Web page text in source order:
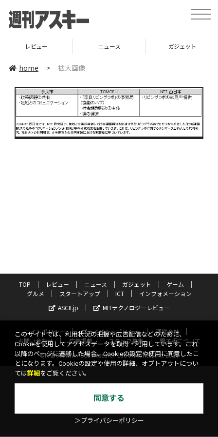
toggle
レビュー ニュース ガジェット
home > 拡大画像
TOP レビュー ニュース ガジェット
ゲーム
グルメ
スタートアップ ICT
インフォメーション
ASCII.jp
MITテクノロジーレビュー
サイトポリシー プライバシーポリシー
運営会社
お問い合わせ
広告掲載 スタッフ募集
電子版について
©KADOKAWA ASCII Research Laboratories, Inc. 2026
このサイトでは、利用状況の把握や広告配信などのために、
Cookieを使用してアクセスデータを取得・利用しています。これ
以降のページに遷移した場合、Cookieの設定や使用に同意したこ
とになります。Cookieの設定や使用の詳細、オプトアウトについ
ては詳細 をご覧ください。
同意する
＞プライバシーポリシー